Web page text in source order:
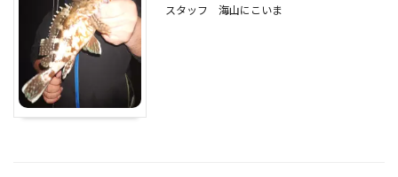
スタッフ 海山にこいま